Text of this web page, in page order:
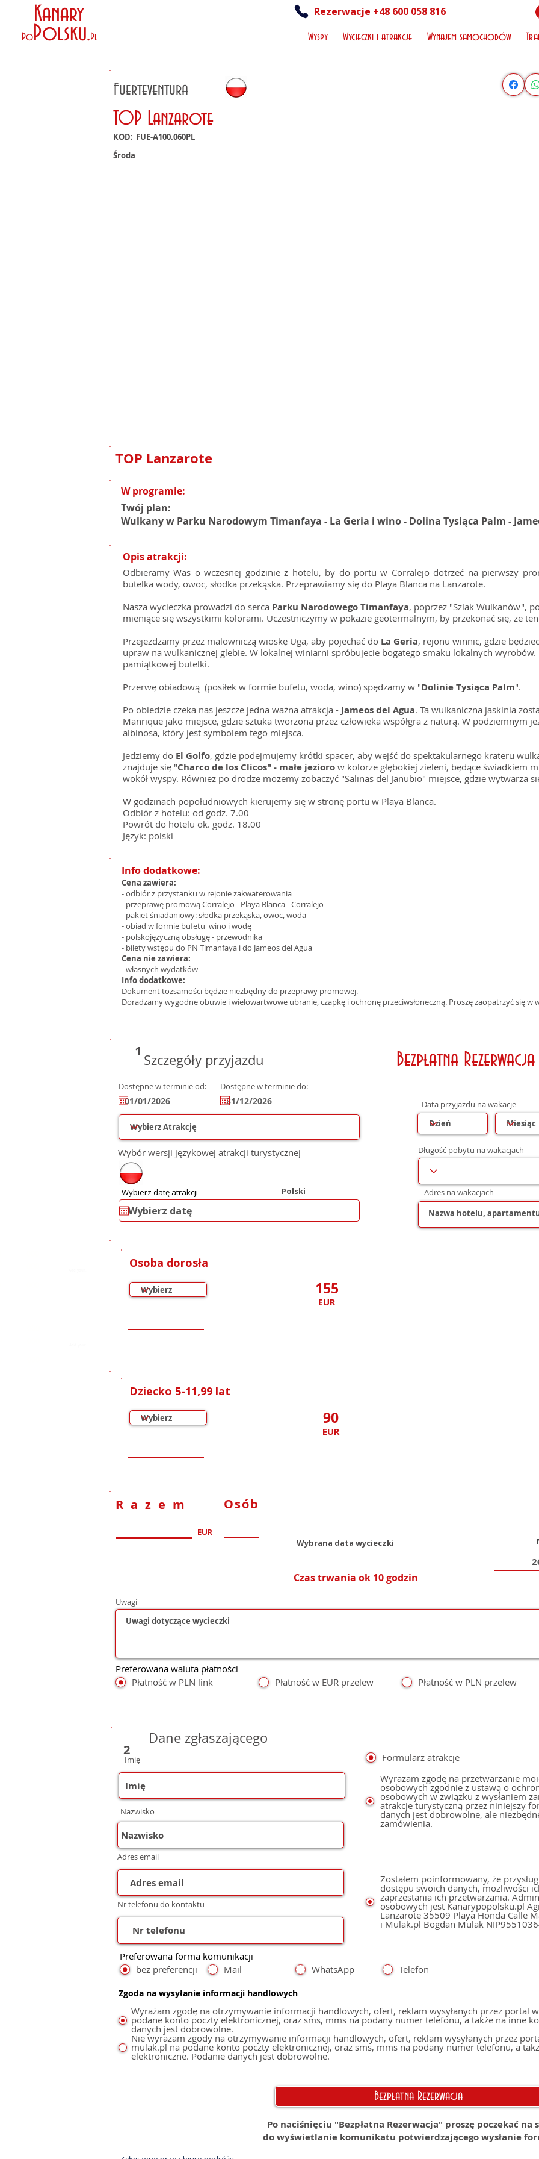
Kanary
PoPolsku.Pl
Rezerwacje +48 600 058 816
Wyspy Wycieczki i atrakcje Wynajem samochodów
Fuerteventura
TOP Lanzarote
KOD: FUE-A100.060PL
Środa
TOP Lanzarote
W programie:
Twój plan:
Wulkany w Parku Narodowym Timanfaya - La Geria i wino - Dolina Tysiąca Palm -
Opis atrakcji:
Odbieramy Was o wczesnej godzinie z hotelu, by do portu w Corralejo dotrzeć na pierwszy
butelka wody, owoc, słodka przekąska. Przeprawiamy się do Playa Blanca na Lanzarote.
Nasza wycieczka prowadzi do serca Parku Narodowego Timanfaya, poprzez "Szlak Wulkanów",
mieniące się wszystkimi kolorami. Uczestniczymy w pokazie geotermalnym, by przekonać się, że
Przejeżdżamy przez malowniczą wioskę Uga, aby pojechać do La Geria, rejonu winnic, gdzie
upraw na wulkanicznej glebie. W lokalnej winiarni spróbujecie bogatego smaku lokalnych wyrobów.
pamiątkowej butelki.
Przerwę obiadową (posiłek w formie bufetu, woda, wino) spędzamy w "Dolinie Tysiąca Palm".
Po obiedzie czeka nas jeszcze jedna ważna atrakcja - Jameos del Agua. Ta wulkaniczna jaskinia
Manrique jako miejsce, gdzie sztuka tworzona przez człowieka współgra z naturą. W podziemnym
albinosa, który jest symbolem tego miejsca.
Jedziemy do El Golfo, gdzie podejmujemy krótki spacer, aby wejść do spektakularnego krateru
znajduje się "Charco de los Clicos" - małe jezioro w kolorze głębokiej zieleni, będące świadkiem
wokół wyspy. Również po drodze możemy zobaczyć "Salinas del Janubio" miejsce, gdzie wytwarza
W godzinach popołudniowych kierujemy się w stronę portu w Playa Blanca.
Odbiór z hotelu: od godz. 7.00
Powrót do hotelu ok. godz. 18.00
Język: polski
Info dodatkowe:
Cena zawiera:
- odbiór z przystanku w rejonie zakwaterowania
- przeprawę promową Corralejo - Playa Blanca - Corralejo
- pakiet śniadaniowy: słodka przekąska, owoc, woda
- obiad w formie bufetu wino i wodę
- polskojęzyczną obsługę - przewodnika
- bilety wstępu do PN Timanfaya i do Jameos del Agua
Cena nie zawiera:
- własnych wydatków
Info dodatkowe:
Dokument tożsamości będzie niezbędny do przeprawy promowej.
Doradzamy wygodne obuwie i wielowartwowe ubranie, czapkę i ochronę przeciwsłoneczną. Proszę zaopatrzyć się w
1
Szczegóły przyjazdu Bezpłatna Rezerwacja
Dostępne w terminie od: Dostępne w terminie do:
Wybór wersji językowej atrakcji turystycznej
Wybierz datę atrakcji Polski
Data przyjazdu na wakacje
Długość pobytu na wakacjach
Adres na wakacjach
Osoba dorosła
155
EUR
Dziecko 5-11,99 lat
90
EUR
Razem
EUR
Osób
Wybrana data wycieczki
Czas trwania ok 10 godzin
Uwagi
Preferowana waluta płatności
Płatność w PLN link
Płatność w EUR przelew Płatność w PLN przelew
2
Dane zgłaszającego
Imię
Nazwisko
Formularz atrakcje
Wyrażam zgodę na przetwarzanie
osobowych zgodnie z ustawą o
osobowych w związku z wysłaniem
atrakcje turystyczną przez niniejszy
danych jest dobrowolne, ale
zamówienia.
Adres email
Nr telefonu do kontaktu
Zostałem poinformowany, że
dostępu swoich danych, możliwości
zaprzestania ich przetwarzania.
osobowych jest Kanarypopolsku.pl Agnieszka Mulak,
Lanzarote 35509 Playa Honda Calle Mastil 49 NIE: Y6078531V
i Mulak.pl Bogdan Mulak
Preferowana forma komunikacji
bez preferencji
Mail WhatsApp Telefon
Zgoda na wysyłanie informacji handlowych
Wyrażam zgodę na otrzymywanie informacji handlowych, ofert, reklam wysyłanych przez portal
podane konto poczty elektronicznej, oraz sms, mms na podany numer telefonu, a także na inne konta
danych jest dobrowolne.
Nie wyrażam zgody na otrzymywanie informacji handlowych, ofert, reklam wysyłanych przez
mulak.pl na podane konto poczty elektronicznej, oraz sms, mms na podany numer telefonu, a
elektroniczne. Podanie danych jest dobrowolne.
Bezpłatna Rezerwacja
Po naciśnięciu "Bezpłatna Rezerwacja" proszę poczekać na
do wyświetlanie komunikatu potwierdzającego wysłanie